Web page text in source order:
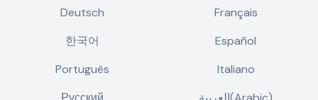
Deutsch
Français
한국어
Español
Português
Italiano